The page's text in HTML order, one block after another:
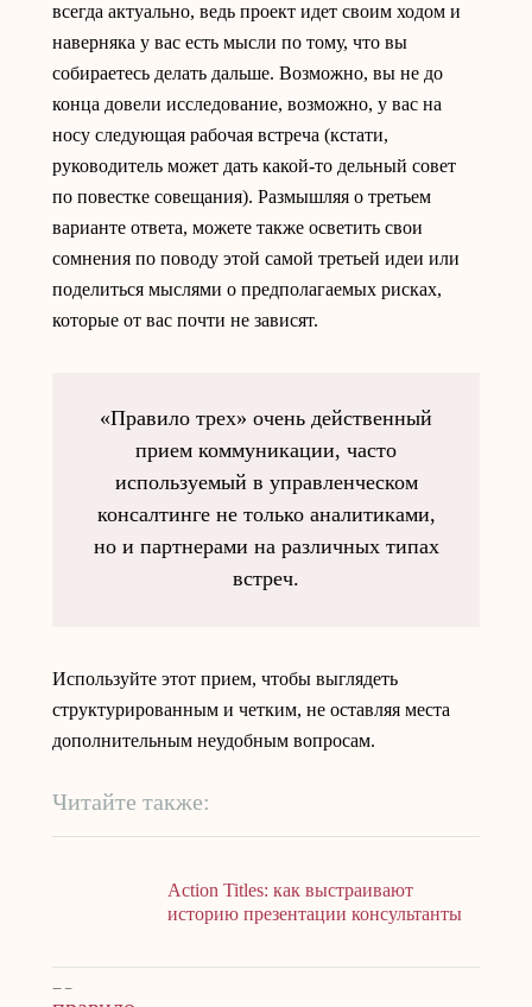
всегда актуально, ведь проект идет своим ходом и
наверняка у вас есть мысли по тому, что вы
собираетесь делать дальше. Возможно, вы не до
конца довели исследование, возможно, у вас на
носу следующая рабочая встреча (кстати,
руководитель может дать какой-то дельный совет
по повестке совещания). Размышляя о третьем
варианте ответа, можете также осветить свои
сомнения по поводу этой самой третьей идеи или
поделиться мыслями о предполагаемых рисках,
которые от вас почти не зависят.
«Правило трех» очень действенный
прием коммуникации, часто
используемый в управленческом
консалтинге не только аналитиками,
но и партнерами на различных типах
встреч.
Используйте этот прием, чтобы выглядеть
структурированным и четким, не оставляя места
дополнительным неудобным вопросам.
Читайте также:
Action Titles: как выстраивают
историю презентации консультанты